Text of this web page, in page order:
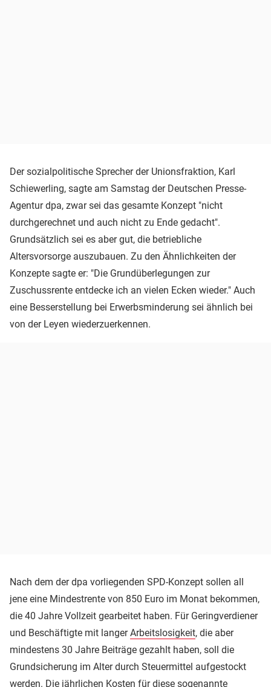
Der sozialpolitische Sprecher der Unionsfraktion, Karl
Schiewerling, sagte am Samstag der Deutschen Presse-
Agentur dpa, zwar sei das gesamte Konzept "nicht
durchgerechnet und auch nicht zu Ende gedacht".
Grundsätzlich sei es aber gut, die betriebliche
Altersvorsorge auszubauen. Zu den Ähnlichkeiten der
Konzepte sagte er: "Die Grundüberlegungen zur
Zuschussrente entdecke ich an vielen Ecken wieder." Auch
eine Besserstellung bei Erwerbsminderung sei ähnlich bei
von der Leyen wiederzuerkennen.
Nach dem der dpa vorliegenden SPD-Konzept sollen all
jene eine Mindestrente von 850 Euro im Monat bekommen,
die 40 Jahre Vollzeit gearbeitet haben. Für Geringverdiener
und Beschäftigte mit langerArbeitslosigkeit, die aber
mindestens 30 Jahre Beiträge gezahlt haben, soll die
Grundsicherung im Alter durch Steuermittel aufgestockt
werden. Die jährlichen Kosten für diese sogenannte